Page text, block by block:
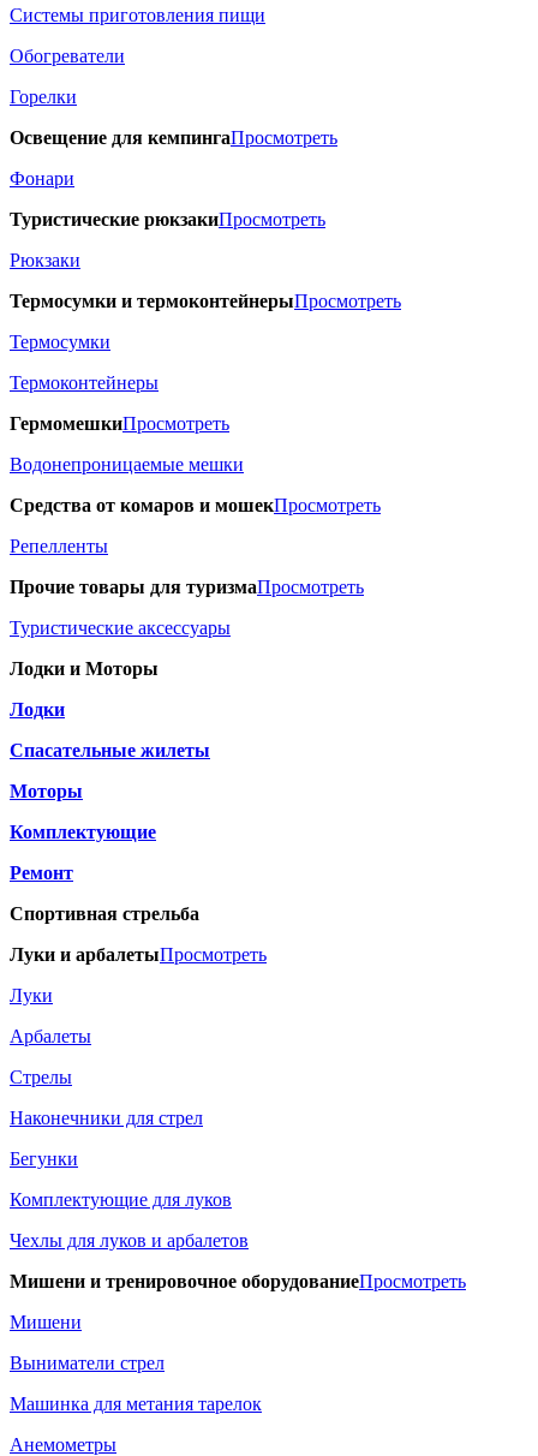
Системы приготовления пищи
Обогреватели
Горелки
Освещение для кемпингаПросмотреть
Фонари
Туристические рюкзакиПросмотреть
Рюкзаки
Термосумки и термоконтейнерыПросмотреть
Термосумки
Термоконтейнеры
ГермомешкиПросмотреть
Водонепроницаемые мешки
Средства от комаров и мошекПросмотреть
Репелленты
Прочие товары для туризмаПросмотреть
Туристические аксессуары
Лодки и Моторы
Лодки
Спасательные жилеты
Моторы
Комплектующие
Ремонт
Спортивная стрельба
Луки и арбалетыПросмотреть
Луки
Арбалеты
Стрелы
Наконечники для стрел
Бегунки
Комплектующие для луков
Чехлы для луков и арбалетов
Мишени и тренировочное оборудованиеПросмотреть
Мишени
Выниматели стрел
Машинка для метания тарелок
Анемометры